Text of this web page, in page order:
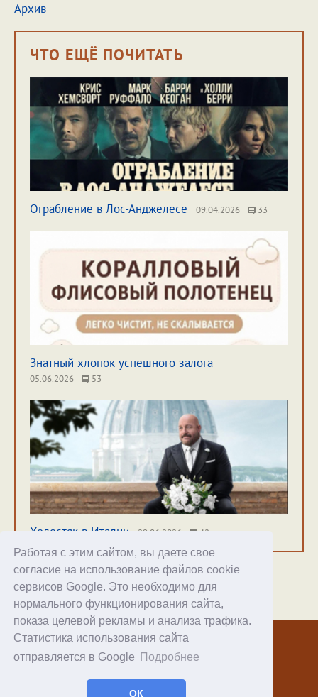
Работая с этим сайтом, вы даете свое
согласие на использование файлов cookie
сервисов Google. Это необходимо для
нормального функционирования сайта,
показа целевой рекламы и анализа трафика.
Статистика использования сайта
отправляется в Google
Подробнее
ОК
Архив
ЧТО ЕЩЁ ПОЧИТАТЬ
Ограбление в Лос-Анджелесе 09.04.2026 33
Знатный хлопок успешного залога
05.06.2026 53
Холостяк в Италии 29.06.2026 42
Хостинг
© 1998–2026 Alex Exler
Facebook
RSS статей